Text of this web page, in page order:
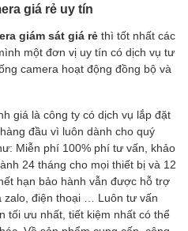
giá rẻ uy tín
giám sát giá rẻ thì tốt nhất các
một đơn vị uy tín có dịch vụ tư
camera hoạt động đồng bộ và
giá là công ty có dịch vụ lắp đặt
đầu vì luôn dành cho quý
Miễn phí 100% phí tư vấn, khảo
24 tháng cho mọi thiết bị và 12
hạn bảo hành vẫn được hỗ trợ
zalo, điện thoại … Luôn tư vấn
tối ưu nhất, tiết kiệm nhất có thể